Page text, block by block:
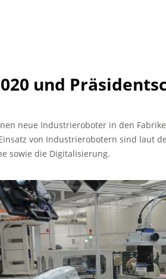
und
neue Industrieroboter in den
von Industrierobotern sind laut
sowie die Digitalisierung.